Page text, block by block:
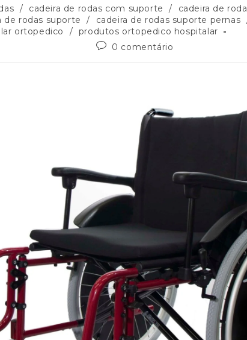
/ cadeira de rodas com suporte /
cadeira de
de rodas suporte
/ cadeira de rodas suporte pernas
ortopedico
/ produtos ortopedico hospitalar
0 comentário